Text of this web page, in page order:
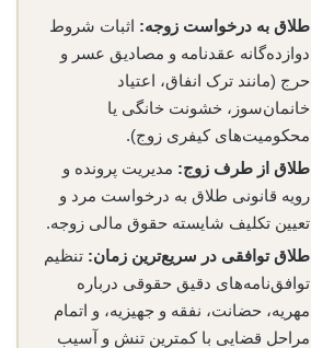
طلاق به درخواست زوجه: اثبات شروط
دوازده‌گانه عقدنامه و مصادیق عسر و
حرج (مانند ترک انفاق، اعتیاد
خانمان‌سوز، خشونت خانگی یا
محکومیت‌های کیفری زوج).
طلاق از طرف زوج: مدیریت پرونده و
رویه قانونی طلاق به درخواست مرد و
تعیین تکلیف شایسته حقوق مالی زوجه.
طلاق توافقی در سریع‌ترین زمان: تنظیم
توافق‌نامه‌های دقیق حقوقی درباره
مهریه، حضانت، نفقه و جهیزیه، و اتمام
مراحل قضایی با کمترین تنش و آسیب